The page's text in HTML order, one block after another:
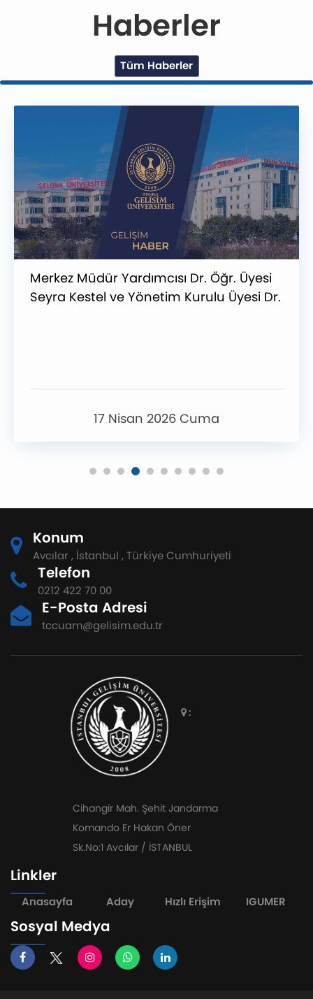
Haberler
Tüm Haberler
Merkez Müdür Yardımcısı Dr. Öğr. Üyesi
Seyra Kestel ve Yönetim Kurulu Üyesi Dr.
17 Nisan 2026 Cuma
Konum
Avcılar , İstanbul , Türkiye Cumhuriyeti
Telefon
0212 422 70 00
E-Posta Adresi
tccuam@gelisim.edu.tr
:
Cihangir Mah. Şehit Jandarma
Komando Er Hakan Öner
Sk.No:1 Avcılar / İSTANBUL
Linkler
Anasayfa Aday Hızlı Erişim IGUMER
Sosyal Medya